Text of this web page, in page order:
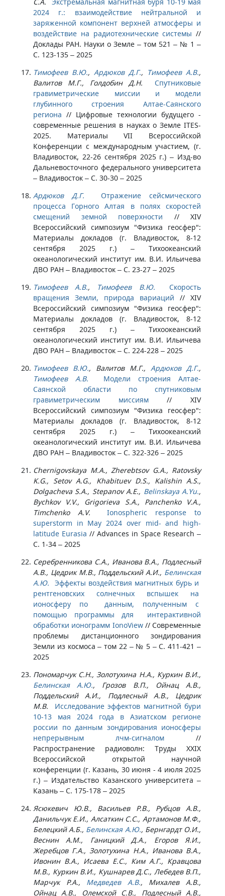
2024 г.: взаимодействие нейтральной и
заряженной компонент верхней атмосферы и
воздействие на радиотехнические системы //
Доклады РАН. Науки о Земле – том 521 – № 1 –
С. 123-135 – 2025
Тимофеев В.Ю., Ардюков Д.Г., Тимофеев А.В.,
Валитов М.Г., Голдобин Д.Н.
Спутниковые
гравиметрические миссии и модели
глубинного строения Алтае-Саянского
региона // Цифровые технологии будущего -
современные решения в науках о Земле ITES-
2025. Материалы VII Всероссийской
Конференции с международным участием, (г.
Владивосток, 22-26 сентября 2025 г.) – Изд-во
Дальневосточного федерального университета
– Владивосток – С. 30-30 – 2025
Ардюков Д.Г.
Отражение сейсмического
процесса Горного Алтая в полях скоростей
смещений земной поверхности // ХIV
Всероссийский симпозиум "Физика геосфер":
Материалы докладов (г. Владивосток, 8-12
сентября 2025 г.) – Тихоокеанский
океанологический институт им. В.И. Ильичева
ДВО РАН – Владивосток – С. 23-27 – 2025
Тимофеев А.В., Тимофеев В.Ю.
Скорость
вращения Земли, природа вариаций // ХIV
Всероссийский симпозиум "Физика геосфер":
Материалы докладов (г. Владивосток, 8-12
сентября 2025 г.) – Тихоокеанский
океанологический институт им. В.И. Ильичева
ДВО РАН – Владивосток – С. 224-228 – 2025
Тимофеев В.Ю., Валитов М.Г., Ардюков Д.Г.,
Тимофеев А.В.
Модели строения Алтае-
Саянской области по спутниковым
гравиметрическим миссиям//ХIV
Всероссийский симпозиум "Физика геосфер":
Материалы докладов (г. Владивосток, 8-12
сентября 2025 г.) – Тихоокеанский
океанологический институт им. В.И. Ильичева
ДВО РАН – Владивосток – С. 322-326 – 2025
Chernigovskaya M.A., Zherebtsov G.A., Ratovsky
K.G., Setov A.G., Khabituev D.S., Kalishin A.S.,
Dolgacheva S.A., Stepanov A.E., Belinskaya A.Yu.,
Bychkov V.V., Grigorieva S.A., Panchenko V.A.,
Timchenko A.V.
Ionospheric response to
superstorm in May 2024 over mid- and high-
latitude Eurasia // Advances in Space Research –
С. 1-34 – 2025
Серебренникова С.А., Иванова В.А., Подлесный
А.В., Цедрик М.В., Поддельский А.И., Белинская
А.Ю.
Эффекты воздействия магнитных бурь и
рентгеновских солнечных вспышек на
ионосферу по данным, полученным с
помощью программы для интерактивной
обработки ионограмм IonoView// Современные
проблемы дистанционного зондирования
Земли из космоса – том 22 – № 5 – С. 411-421 –
2025
Пономарчук С.Н., Золотухина Н.А., Куркин В.И.,
Белинская А.Ю., Грозов В.П., Ойнац А.В.,
Поддельский А.И., Подлесный А.В., Цедрик
М.В.
Исследование эффектов магнитной бури
10-13 мая 2024 года в Азиатском регионе
россии по данным зондирования ионосферы
непрерывным лчм-сигналом //
Распространение радиоволн: Труды XXIX
Всероссийской открытой научной
конференции (г. Казань, 30 июня - 4 июля 2025
г.) – Издательство Казанского университета –
Казань – С. 175-178 – 2025
Ясюкевич Ю.В., Васильев Р.В., Рубцов А.В.,
Данильчук Е.И., Алсаткин С.С., Артамонов М.Ф.,
Белецкий А.Б., Белинская А.Ю., Бернгардт О.И.,
Веснин А.М., Ганицкий Д.А., Егоров Я.И.,
Жеребцов Г.А., Золотухина Н.А., Иванова В.А.,
Ивонин В.А., Исаева Е.С., Ким А.Г., Кравцова
М.В., Куркин В.И., Кушнарев Д.С., Лебедев В.П.,
Марчук Р.А., Медведев А.В., Михалев А.В.,
Ойнац А.В., Олемской С.В., Подлесный А.В.,